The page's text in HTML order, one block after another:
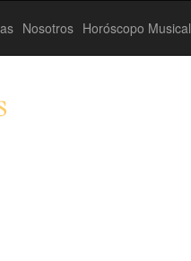
Nosotros Horóscopo Musical